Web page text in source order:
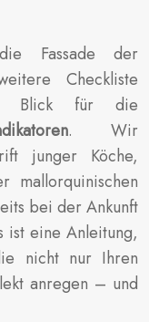
Fassade der
Checkliste
Blick für die
. Wir
junger Köche,
mallorquinischen
bei der Ankunft
ist eine Anleitung,
nicht nur Ihren
anregen – und